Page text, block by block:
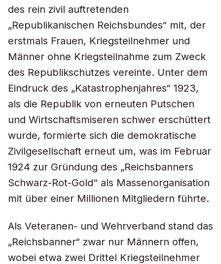
des rein zivil auftretenden
„Republikanischen Reichsbundes“ mit, der
erstmals Frauen, Kriegsteilnehmer und
Männer ohne Kriegsteilnahme zum Zweck
des Republikschutzes vereinte. Unter dem
Eindruck des „Katastrophenjahres“ 1923,
als die Republik von erneuten Putschen
und Wirtschaftsmiseren schwer erschüttert
wurde, formierte sich die demokratische
Zivilgesellschaft erneut um, was im Februar
1924 zur Gründung des „Reichsbanners
Schwarz-Rot-Gold“ als Massenorganisation
mit über einer Millionen Mitgliedern führte.
Als Veteranen- und Wehrverband stand das
„Reichsbanner“ zwar nur Männern offen,
wobei etwa zwei Drittel Kriegsteilnehmer